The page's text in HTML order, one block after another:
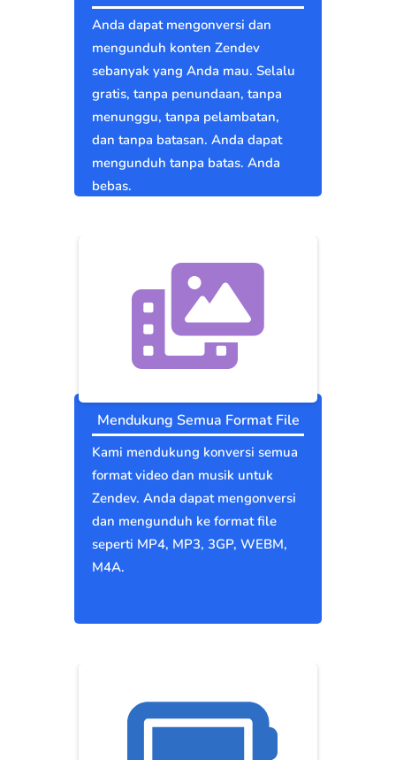
Anda dapat mengonversi dan
mengunduh konten Zendev
sebanyak yang Anda mau. Selalu
gratis, tanpa penundaan, tanpa
menunggu, tanpa pelambatan,
dan tanpa batasan. Anda dapat
mengunduh tanpa batas. Anda
bebas.
Mendukung Semua Format File
Kami mendukung konversi semua
format video dan musik untuk
Zendev. Anda dapat mengonversi
dan mengunduh ke format file
seperti MP4, MP3, 3GP, WEBM,
M4A.